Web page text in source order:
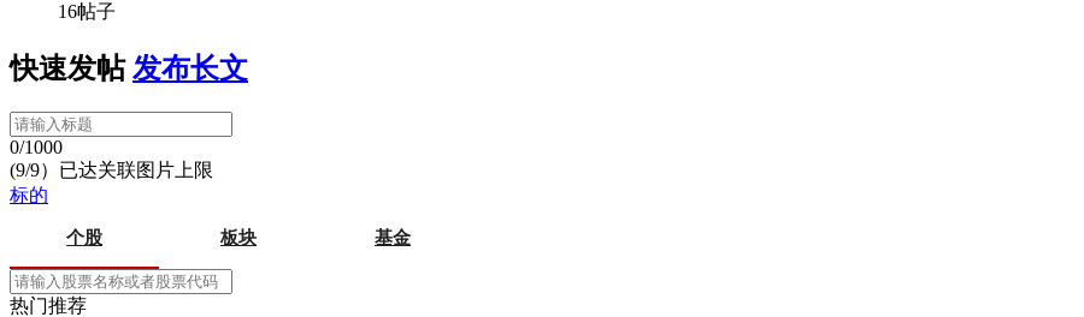
16帖子
快速发帖 发布长文
0/1000
(9/9）已达关联图片上限
标的
个股 板块 基金
热门推荐